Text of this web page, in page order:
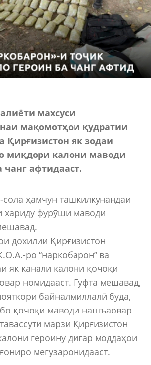
махсуси
мақомотҳои қудратии
Қирғизистон як зодаи
миқдори калони маводи
афтидааст.
ҳамчун ташкилкунандаи
хариду фурӯши маводи
дохилии Қирғизистон
ро “наркобарон” ва
як канали калони қочоқи
номидааст. Гуфта мешавад,
байналмиллалӣ буда,
бо қочоқи маводи нашъаовар
марзи Қирғизистон
героину дигар моддаҳои
мегузаронидааст.